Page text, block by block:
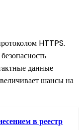
HTTPS.
данные
шансы на
в реестр